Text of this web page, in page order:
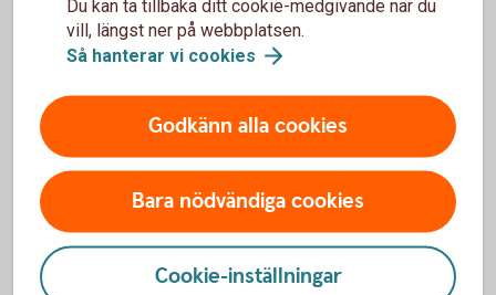
ungefär10procentav din lön
Månadsspara
Testa vår sparkalkylator och se hur mycket det kan
bli om du börjar månadsspara.
Du kan ta tillbaka ditt cookie-medgivande när du
vill, längst ner på webbplatsen.
Så hanterar vi cookies
Godkänn alla cookies
Bara nödvändiga cookies
Cookie-inställningar